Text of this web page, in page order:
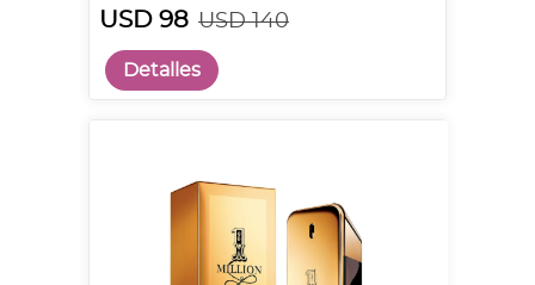
USD 98 USD 140
Detalles